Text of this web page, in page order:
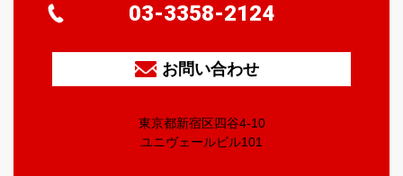
03-3358-2124
お問い合わせ
東京都新宿区四谷4-10
ユニヴェールビル101